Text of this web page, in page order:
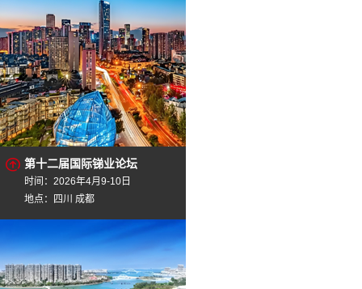
第十二届国际锑业论坛
时间：2026年4月9-10日
地点：四川 成都